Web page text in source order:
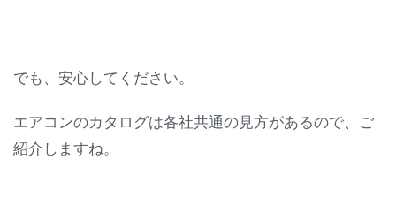
でも、安心してください。
エアコンのカタログは各社共通の見方があるので、ご
紹介しますね。